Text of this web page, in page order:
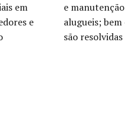
em
e
e
alugueis;
são